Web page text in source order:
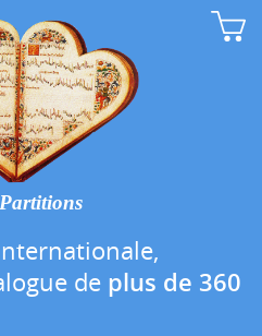
de plus de 360